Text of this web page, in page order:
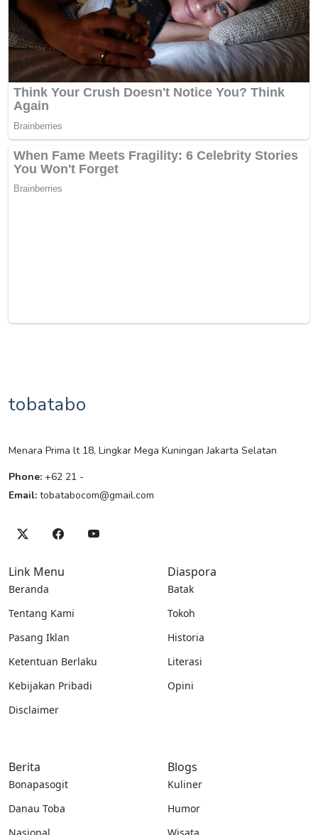
tobatabo
Menara Prima lt 18, Lingkar Mega Kuningan Jakarta Selatan
Phone: +62 21 -
Email: tobatabocom@gmail.com
Link Menu
Beranda
Tentang Kami
Pasang Iklan
Ketentuan Berlaku
Kebijakan Pribadi
Disclaimer
Diaspora
Batak
Tokoh
Historia
Literasi
Opini
Berita
Bonapasogit
Danau Toba
Blogs
Kuliner
Humor